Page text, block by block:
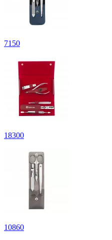
7150
18300
10860